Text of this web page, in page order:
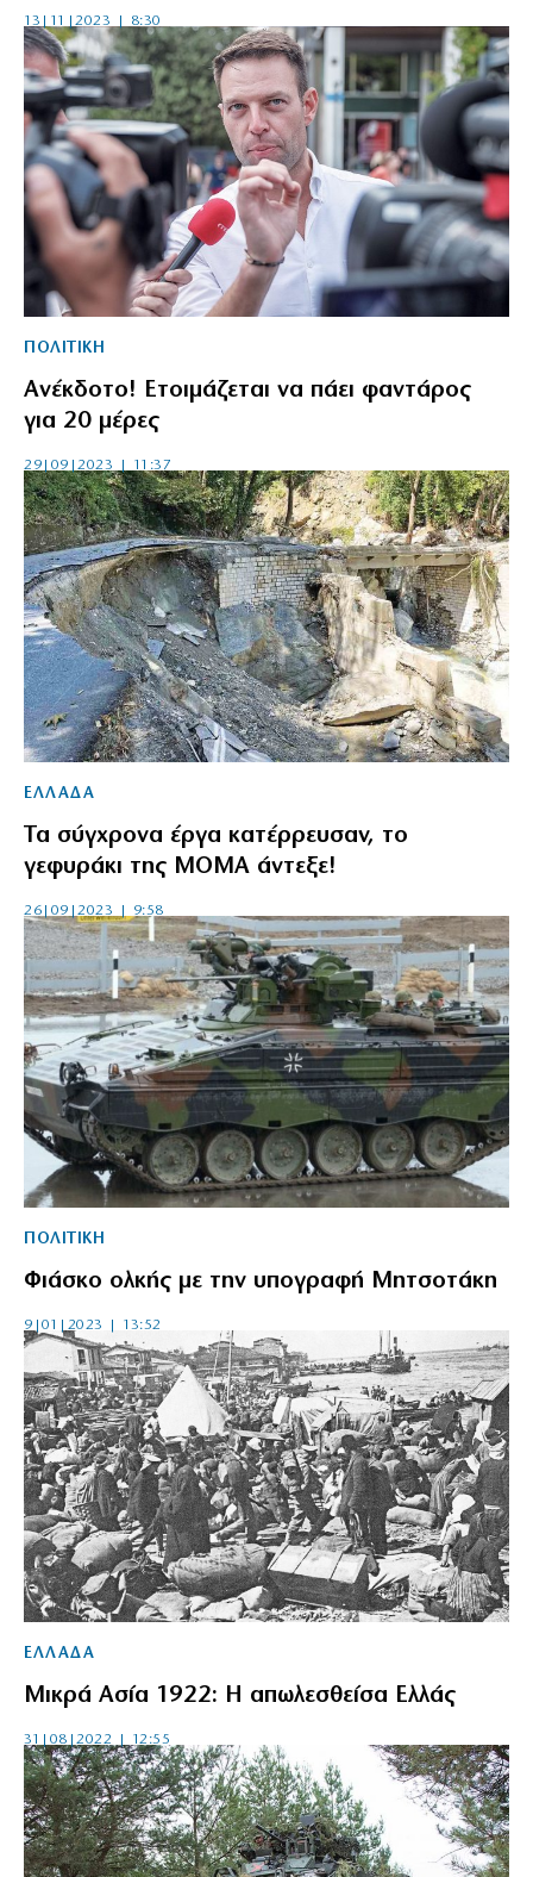
13|11|2023 | 8:30
ΠΟΛΙΤΙΚΗ
Ανέκδοτο! Ετοιμάζεται να πάει φαντάρος
για 20 μέρες
29|09|2023 | 11:37
ΕΛΛΑΔΑ
Τα σύγχρονα έργα κατέρρευσαν, το
γεφυράκι της ΜΟΜΑ άντεξε!
26|09|2023 | 9:58
ΠΟΛΙΤΙΚΗ
Φιάσκο ολκής με την υπογραφή Μητσοτάκη
9|01|2023 | 13:52
ΕΛΛΑΔΑ
Μικρά Ασία 1922: Η απωλεσθείσα Ελλάς
31|08|2022 | 12:55